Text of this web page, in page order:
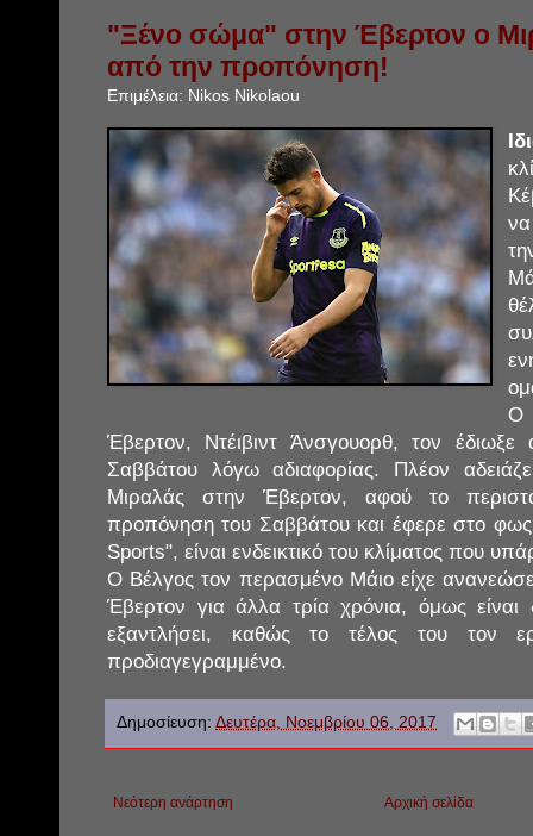
"Ξένο σώμα" στην Έβερτον ο
από την προπόνηση!
Επιμέλεια: Nikos Nikolaou
Ο
Έβερτον, Ντέιβιντ Άνσγουορθ, τον
Σαββάτου λόγω αδιαφορίας. Πλέον
Μιραλάς στην Έβερτον, αφού το
προπόνηση του Σαββάτου και έφερε στο φως
Sports", είναι ενδεικτικό του κλίματος που
Ο Βέλγος τον περασμένο Μάιο είχε
Έβερτον για άλλα τρία χρόνια, όμως
εξαντλήσει, καθώς το τέλος του τον
προδιαγεγραμμένο.
Δημοσίευση: Δευτέρα, Νοεμβρίου 06, 2017
Νεότερη ανάρτηση Αρχική σελίδα